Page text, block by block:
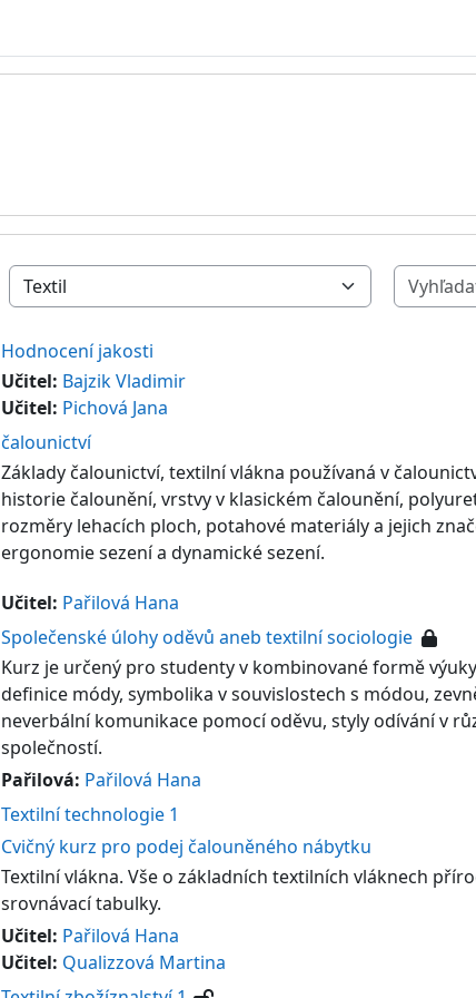
Kategórie kurzov
Hodnocení jakosti
Učitel: Bajzik Vladimir
Učitel: Pichová Jana
čalounictví
Základy čalounictví, textilní vlákna používaná v
historie čalounění, vrstvy v klasickém čalounění,
rozměry lehacích ploch, potahové materiály a jejich
ergonomie sezení a dynamické sezení.
Učitel: Pařilová Hana
Společenské úlohy oděvů aneb textilní sociologie
Kurz je určený pro studenty v kombinované formě
definice módy, symbolika v souvislostech s módou,
neverbální komunikace pomocí oděvu, styly odívání v
společností.
Pařilová: Pařilová Hana
Textilní technologie 1
Cvičný kurz pro podej čalouněného nábytku
Textilní vlákna. Vše o základních textilních vláknech
srovnávací tabulky.
Učitel: Pařilová Hana
Učitel: Qualizzová Martina